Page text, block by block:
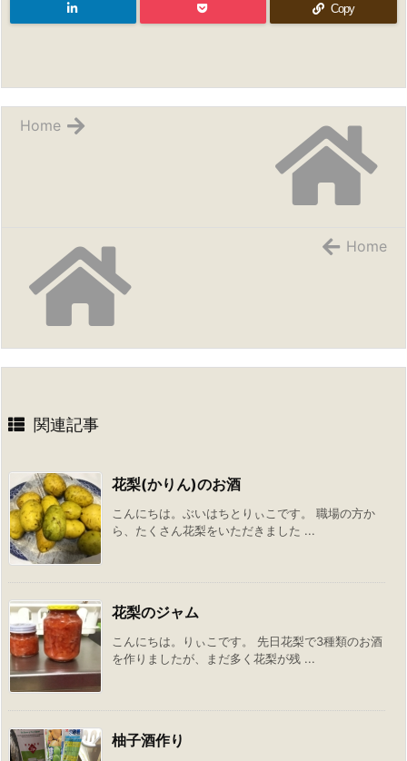
Copy
Home
Home
関連記事
花梨(かりん)のお酒
こんにちは。ぶいはちとりぃこです。 職場の方か
ら、たくさん花梨をいただきました ...
花梨のジャム
こんにちは。りぃこです。 先日花梨で3種類のお酒
を作りましたが、まだ多く花梨が残 ...
柚子酒作り